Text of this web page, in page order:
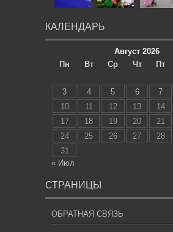
КАЛЕНДАРЬ
Август 2026
Пн
Вт Ср Чт Пт
3
4 5 6 7
10
11 12 13 14
17
18 19 20 21
24
25 26 27 28
31
« Июл
СТРАНИЦЫ
ОБРАТНАЯ СВЯЗЬ